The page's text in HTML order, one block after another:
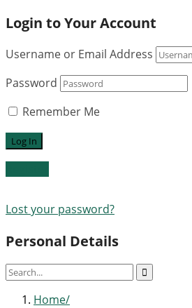
Login to Your Account
Username or Email Address
Password
Remember Me
Lost your password?
Personal Details
Home